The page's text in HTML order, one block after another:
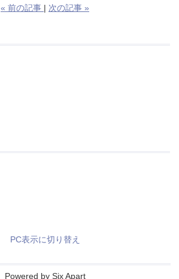
« 前の記事 次の記事 »
PC表示に切り替え
Powered by Six Apart